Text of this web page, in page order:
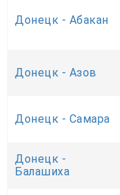
Донецк - Абакан
Донецк - Азов
Донецк - Самара
Донецк -
Балашиха